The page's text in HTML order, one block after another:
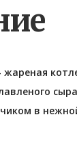
жареная
в